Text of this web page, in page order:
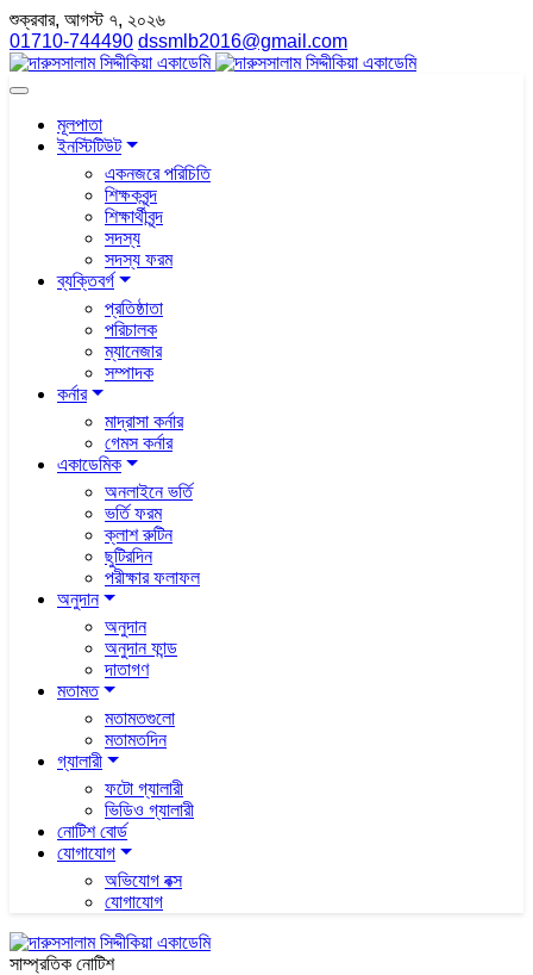
শুক্রবার, আগস্ট ৭, ২০২৬
01710-744490 dssmlb2016@gmail.com
মূলপাতা
ইনস্টিটিউট
একনজরে পরিচিতি
শিক্ষকবৃন্দ
শিক্ষার্থীবৃন্দ
সদস্য
সদস্য ফরম
ব্যক্তিবর্গ
প্রতিষ্ঠাতা
পরিচালক
ম্যানেজার
সম্পাদক
কর্নার
মাদ্রাসা কর্নার
গেমস কর্নার
একাডেমিক
অনলাইনে ভর্তি
ভর্তি ফরম
ক্লাশ রুটিন
ছুটিরদিন
পরীক্ষার ফলাফল
অনুদান
অনুদান
অনুদান ফান্ড
দাতাগণ
মতামত
মতামতগুলো
মতামতদিন
গ্যালারী
ফটো গ্যালারী
ভিডিও গ্যালারী
নোটিশ বোর্ড
যোগাযোগ
অভিযোগ বক্স
যোগাযোগ
সাম্প্রতিক নোটিশ